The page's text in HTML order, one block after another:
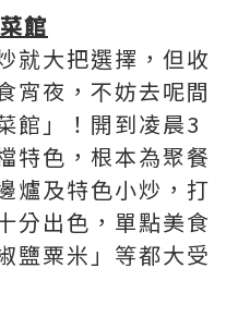
館
就大把選擇，但收
宵夜，不妨去呢間
館」！開到凌晨3
特色，根本為聚餐
爐及特色小炒，打
分出色，單點美食
鹽粟米」等都大受